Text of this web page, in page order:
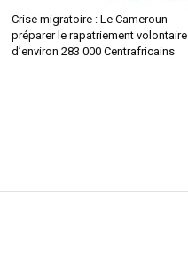
Crise migratoire : Le Cameroun
préparer le rapatriement volontaire
d’environ 283 000 Centrafricains